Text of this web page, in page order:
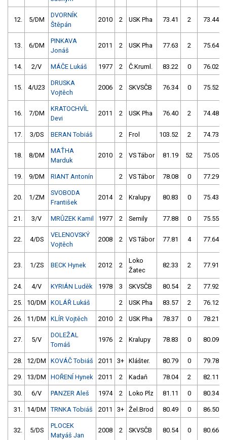
12. 5/DM
DVORNÍK
Štěpán
2010 2 USK Pha 73.41 2 73.44
13. 6/DM
PINKAVA
Jonáš
2011 2 USK Pha 77.63 2 75.64
14. 2/V MÁČE Lukáš 1977 2 Č.Kruml. 83.22 0 76.02
15. 4/U23
DRUSKA
Vojtěch
2006 2 SKVSČB 76.34 0 75.52
16. 7/DM
KRATOCHVÍL
Devi
2011 2 USK Pha 76.40 2 74.48
17. 3/DS BERAN Tobiáš 2 Frol 103.52 2 74.73
18. 8/DM
MAŤHA
Marduk
2010 2 VS Tábor 81.19 52 75.05
19. 9/DM RIANT Antonín 2 VS Tábor 78.08 0 77.29
20. 1/ZM
SVOBODA
František
2014 2 Kralupy 80.83 0 75.43
21. 3/V MRŮZEK Kamil 1977 2 Semily 77.88 0 75.55
22. 4/DS
VELENOVSKÝ
Vojtěch
2008 2 VS Tábor 77.81 4 77.64
23. 1/ZS BECK Hynek 2012 2
Loko
Žatec
82.33 2 77.91
24. 4/V KYRIÁN Luděk 1978 3 SKVSČB 80.54 2 77.92
25. 10/DM KOLÁŘ Lukáš 2 USK Pha 83.57 2 76.12
26. 11/DM KLÍR Vojtěch 2010 2 USK Pha 78.37 0 78.21
27. 5/V
DOLEŽAL
Tomáš
1976 2 Kralupy 78.83 0 80.09
28. 12/DM KOVÁČ Tobiáš 2011 3+ Klášter. 80.79 0 79.78
29. 13/DM HOŘENÍ Hynek 2011 2 Kadaň 78.04 2 82.11
30. 6/V PANZER Aleš 1974 2 Loko Plz 81.11 0 80.34
31. 14/DM TRNKA Tobiáš 2011 3+ Žel.Brod 80.49 0 86.50
32. 5/DS
PLOCEK
Matyáš Jan
2008 2 SKVSČB 80.54 0 80.66